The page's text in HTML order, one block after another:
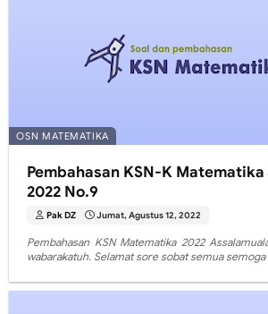
OSN MATEMATIKA
Pembahasan KSN-K Matematika
2022 No.9
Pak DZ Jumat, Agustus 12, 2022
Pembahasan KSN Matematika 2022
wabarakatuh. Selamat sore sobat semua